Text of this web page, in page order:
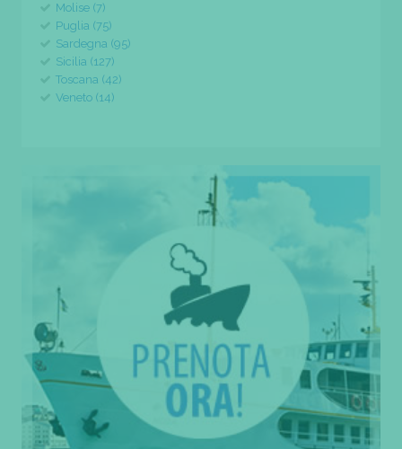
Molise (7)
Puglia (75)
Sardegna (95)
Sicilia (127)
Toscana (42)
Veneto (14)